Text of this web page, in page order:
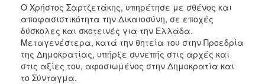
Ο Χρήστος Σαρτζετάκης, υπηρέτησε με σθένος και
αποφασιστικότητα την Δικαιοσύνη, σε εποχές
δύσκολες και σκοτεινές για την Ελλάδα.
Μεταγενέστερα, κατά την θητεία του στην Προεδρία
της Δημοκρατίας, υπήρξε συνεπής στις αρχές και
στις αξίες του, αφοσιωμένος στην Δημοκρατία και
το Σύνταγμα.